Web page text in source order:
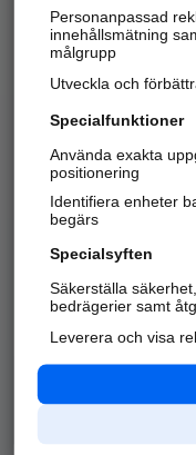
Hitta
Alla kategorier
API & Kartor
Personanpassad
innehållsmätning
målgrupp
Utveckla och
Specialfunktioner
Använda exakta
positionering
Identifiera enheter
begärs
Specialsyften
Säkerställa
bedrägerier samt
Leverera och visa